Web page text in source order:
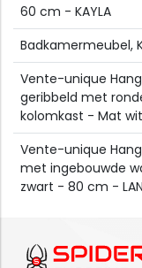
60 cm - KAYLA
Badkamermeubel,
Vente-unique
geribbeld met
kolomkast - Mat wit
Vente-unique
met ingebouwde
zwart - 80 cm -